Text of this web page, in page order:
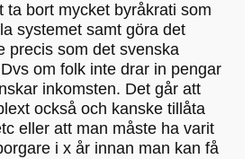
ta bort mycket byråkrati som
systemet samt göra det
precis som det svenska
om folk inte drar in pengar
inkomsten. Det går att
också och kanske tillåta
eller att man måste ha varit
i x år innan man kan få